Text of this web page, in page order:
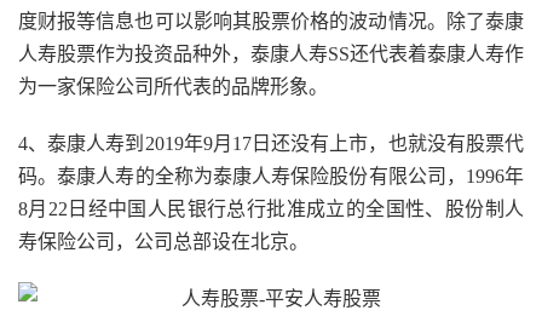
度财报等信息也可以影响其股票价格的波动情况。除了泰康
人寿股票作为投资品种外，泰康人寿SS还代表着泰康人寿作
为一家保险公司所代表的品牌形象。
4、泰康人寿到2019年9月17日还没有上市，也就没有股票代
码。泰康人寿的全称为泰康人寿保险股份有限公司，1996年
8月22日经中国人民银行总行批准成立的全国性、股份制人
寿保险公司，公司总部设在北京。